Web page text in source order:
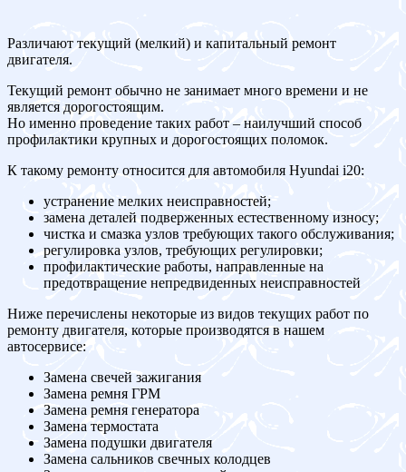
Различают текущий (мелкий) и капитальный ремонт
двигателя.
Текущий ремонт обычно не занимает много времени и не
является дорогостоящим.
Но именно проведение таких работ – наилучший способ
профилактики крупных и дорогостоящих поломок.
К такому ремонту относится для автомобиля Hyundai i20:
устранение мелких неисправностей;
замена деталей подверженных естественному износу;
чистка и смазка узлов требующих такого обслуживания;
регулировка узлов, требующих регулировки;
профилактические работы, направленные на
предотвращение непредвиденных неисправностей
Ниже перечислены некоторые из видов текущих работ по
ремонту двигателя, которые производятся в нашем
автосервисе:
Замена свечей зажигания
Замена ремня ГРМ
Замена ремня генератора
Замена термостата
Замена подушки двигателя
Замена сальников свечных колодцев